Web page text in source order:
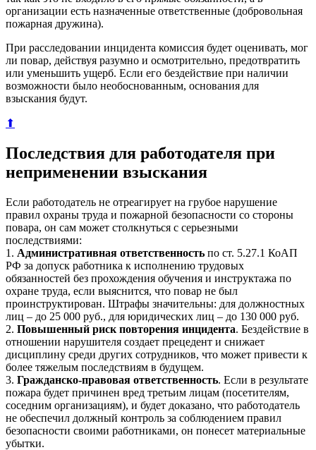
организации есть назначенные ответственные (добровольная
пожарная дружина).
При расследовании инцидента комиссия будет оценивать, мог
ли повар, действуя разумно и осмотрительно, предотвратить
или уменьшить ущерб. Если его бездействие при наличии
возможности было необоснованным, основания для
взыскания будут.
⬆
Последствия для работодателя при
неприменении взыскания
Если работодатель не отреагирует на грубое нарушение
правил охраны труда и пожарной безопасности со стороны
повара, он сам может столкнуться с серьезными
последствиями:
1. Административная ответственность по ст. 5.27.1 КоАП
РФ за допуск работника к исполнению трудовых
обязанностей без прохождения обучения и инструктажа по
охране труда, если выяснится, что повар не был
проинструктирован. Штрафы значительны: для должностных
лиц – до 25 000 руб., для юридических лиц – до 130 000 руб.
2. Повышенный риск повторения инцидента. Бездействие в
отношении нарушителя создает прецедент и снижает
дисциплину среди других сотрудников, что может привести к
более тяжелым последствиям в будущем.
3. Гражданско-правовая ответственность. Если в результате
пожара будет причинен вред третьим лицам (посетителям,
соседним организациям), и будет доказано, что работодатель
не обеспечил должный контроль за соблюдением правил
безопасности своими работниками, он понесет материальные
убытки.